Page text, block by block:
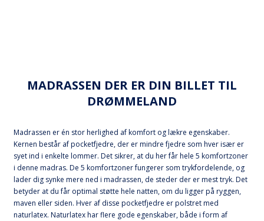
MADRASSEN DER ER DIN BILLET TIL
DRØMMELAND
Madrassen er én stor herlighed af komfort og lækre egenskaber.
Kernen består af pocketfjedre, der er mindre fjedre som hver især er
syet ind i enkelte lommer. Det sikrer, at du her får hele 5 komfortzoner
i denne madras. De 5 komfortzoner fungerer som trykfordelende, og
lader dig synke mere ned i madrassen, de steder der er mest tryk. Det
betyder at du får optimal støtte hele natten, om du ligger på ryggen,
maven eller siden. Hver af disse pocketfjedre er polstret med
naturlatex. Naturlatex har flere gode egenskaber, både i form af